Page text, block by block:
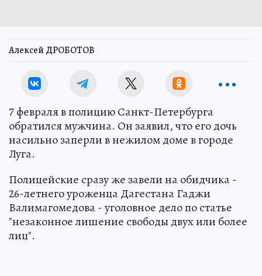
Алексей ДРОБОТОВ
7 февраля в полицию Санкт-Петербурга
обратился мужчина. Он заявил, что его дочь
насильно заперли в нежилом доме в городе
Луга.
Полицейские сразу же завели на обидчика -
26-летнего уроженца Дагестана Гаджи
Валимагомедова - уголовное дело по статье
"незаконное лишение свободы двух или более
лиц".